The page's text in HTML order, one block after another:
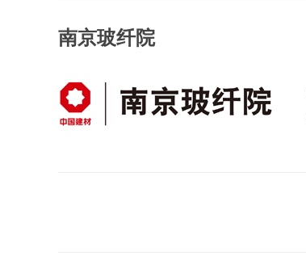
南京玻纤院